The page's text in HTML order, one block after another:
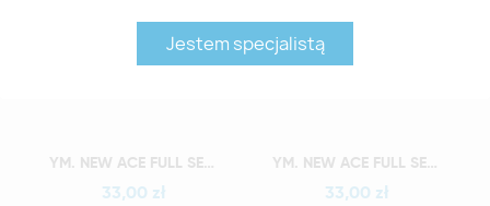
Jestem specjalistą
Szybki podgląd YM. NEW ACE FULL SET - AKRYLOWE ZĘBY SZTUCZNE - D4-O2
33,00 zł
Szybki podgląd YM. NEW ACE FULL SET - AKRYLOWE ZĘBY SZTUCZNE - D4-O3
33,00 zł